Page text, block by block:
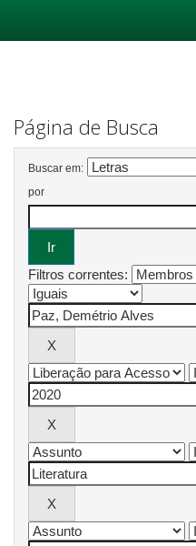
Página de Busca
Buscar em:
por
Filtros correntes: